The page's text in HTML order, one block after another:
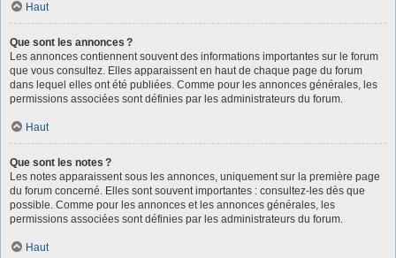
Haut
Que sont les annonces ?
Les annonces contiennent souvent des informations importantes sur le forum
que vous consultez. Elles apparaissent en haut de chaque page du forum
dans lequel elles ont été publiées. Comme pour les annonces générales, les
permissions associées sont définies par les administrateurs du forum.
Haut
Que sont les notes ?
Les notes apparaissent sous les annonces, uniquement sur la première page
du forum concerné. Elles sont souvent importantes : consultez-les dès que
possible. Comme pour les annonces et les annonces générales, les
permissions associées sont définies par les administrateurs du forum.
Haut